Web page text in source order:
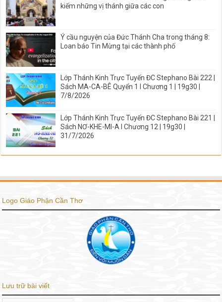
kiếm những vị thánh giữa các con
Ý cầu nguyện của Đức Thánh Cha trong tháng 8:
Loan báo Tin Mừng tại các thành phố
Lớp Thánh Kinh Trực Tuyến ĐC Stephano Bài 222 |
Sách MA-CA-BÊ Quyển 1 I Chương 1 | 19g30 |
7/8/2026
Lớp Thánh Kinh Trực Tuyến ĐC Stephano Bài 221 |
Sách NƠ-KHE-MI-A I Chương 12 | 19g30 |
31/7/2026
Logo Giáo Phận Cần Thơ
Lưu trữ bài viết